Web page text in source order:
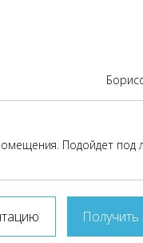
Подойдет под